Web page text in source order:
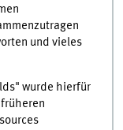
und vieles
wurde hierfür